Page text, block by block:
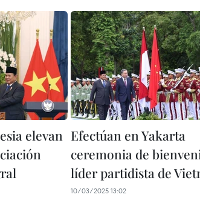
elevan Efectúan en Yakarta
ceremonia de
líder partidista de
10/03/2025 13:02